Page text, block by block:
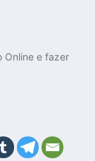
Online e fazer